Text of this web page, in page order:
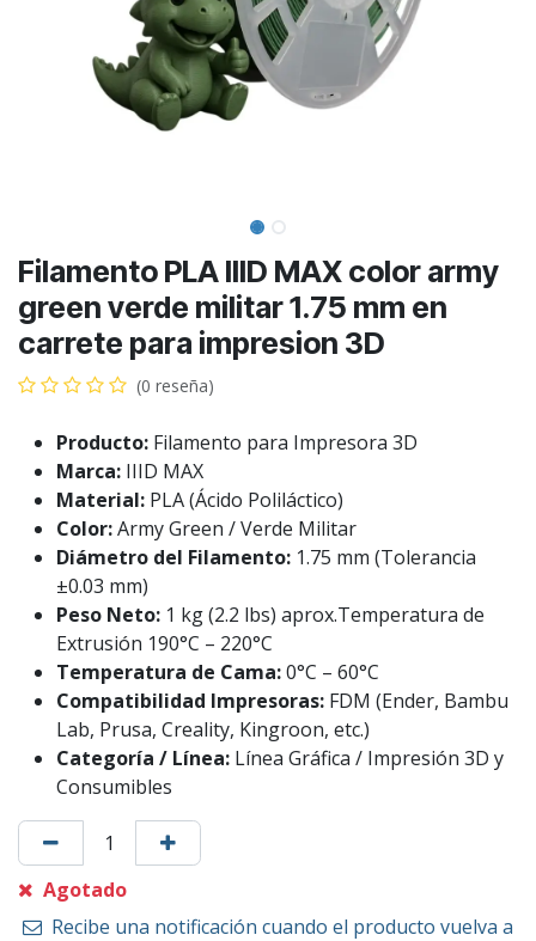
Filamento PLA IIID MAX color army
green verde militar 1.75 mm en
carrete para impresion 3D
(0 reseña)
Producto: Filamento para Impresora 3D
Marca: IIID MAX
Material: PLA (Ácido Poliláctico)
Color:Army Green / Verde Militar
Diámetro del Filamento: 1.75 mm (Tolerancia
±0.03 mm)
Peso Neto: 1 kg (2.2 lbs) aprox.Temperatura de
Extrusión 190°C – 220°C
Temperatura de Cama:0°C – 60°C
Compatibilidad Impresoras: FDM (Ender, Bambu
Lab, Prusa, Creality, Kingroon, etc.)
Categoría / Línea: Línea Gráfica / Impresión 3D y
Consumibles
Agotado
Recibe una notificación cuando el producto vuelva a